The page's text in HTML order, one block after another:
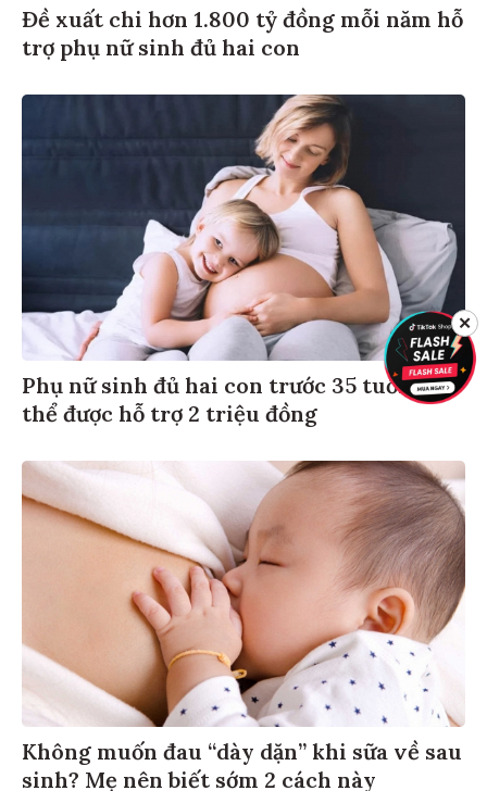
Đề xuất chi hơn 1.800 tỷ đồng mỗi năm hỗ
trợ phụ nữ sinh đủ hai con
Phụ nữ sinh đủ hai con trước 35 tuổi có
thể được hỗ trợ 2 triệu đồng
Không muốn đau “dày dặn” khi sữa về sau
sinh? Mẹ nên biết sớm 2 cách này
✕